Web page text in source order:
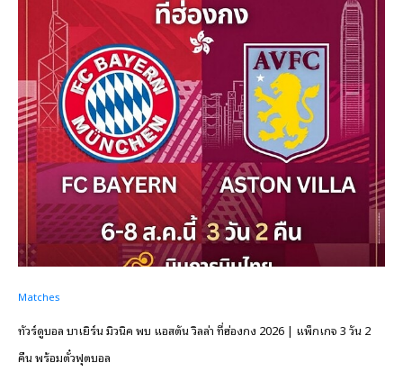
Matches
ทัวร์ดูบอล บาเยิร์น มิวนิค พบ แอสตัน วิลล่า ที่ฮ่องกง 2026 | แพ็กเกจ 3 วัน 2
คืน พร้อมตั๋วฟุตบอล